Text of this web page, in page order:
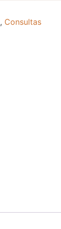
, Consultas